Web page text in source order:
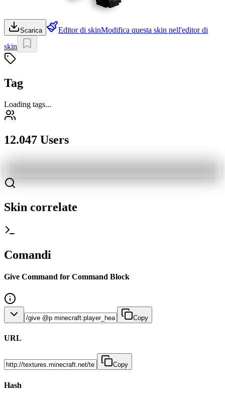
Scarica Editor di skinModifica questa skin nell'editor di
skin
Tag
Loading tags...
12.047 Users
Skin correlate
Comandi
Give Command for Command Block
Copy
URL
Copy
Hash